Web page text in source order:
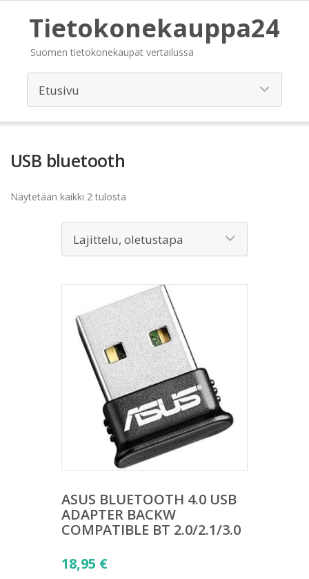
Tietokonekauppa24
Suomen tietokonekaupat vertailussa
USB bluetooth
Näytetään kaikki 2 tulosta
ASUS BLUETOOTH 4.0 USB
ADAPTER BACKW
COMPATIBLE BT 2.0/2.1/3.0
18,95 €